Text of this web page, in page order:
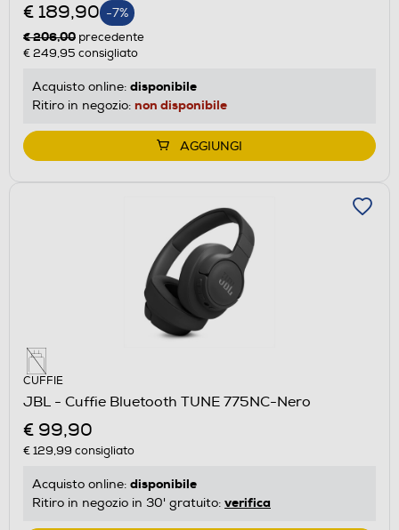
€ 189,90 -7%
€ 206,00 precedente
€ 249,95 consigliato
Acquisto online: disponibile
Ritiro in negozio: non disponibile
AGGIUNGI
CUFFIE
JBL - Cuffie Bluetooth TUNE 775NC-Nero
€ 99,90
€ 129,99 consigliato
Acquisto online: disponibile
Ritiro in negozio in 30' gratuito: verifica